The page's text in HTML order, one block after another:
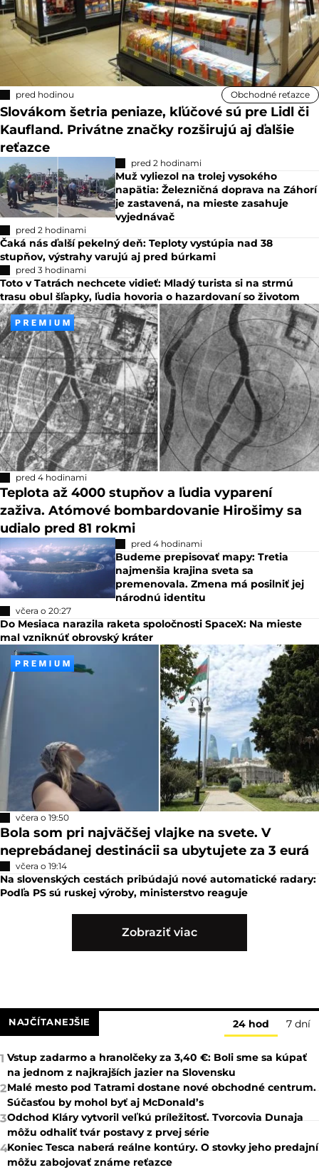
pred hodinou Obchodné reťazce
Slovákom šetria peniaze, kľúčové sú pre Lidl či
Kaufland. Privátne značky rozširujú aj ďalšie
reťazce
pred 2 hodinami
Muž vyliezol na trolej vysokého
napätia: Železničná doprava na Záhorí
je zastavená, na mieste zasahuje
vyjednávač
pred 2 hodinami
Čaká nás ďalší pekelný deň: Teploty vystúpia nad 38
stupňov, výstrahy varujú aj pred búrkami
pred 3 hodinami
Toto v Tatrách nechcete vidieť: Mladý turista si na strmú
trasu obul šľapky, ľudia hovoria o hazardovaní so životom
pred 4 hodinami
Teplota až 4000 stupňov a ľudia vyparení
zaživa. Atómové bombardovanie Hirošimy sa
udialo pred 81 rokmi
pred 4 hodinami
Budeme prepisovať mapy: Tretia
najmenšia krajina sveta sa
premenovala. Zmena má posilniť jej
národnú identitu
včera o 20:27
Do Mesiaca narazila raketa spoločnosti SpaceX: Na mieste
mal vzniknúť obrovský kráter
včera o 19:50
Bola som pri najväčšej vlajke na svete. V
neprebádanej destinácii sa ubytujete za 3 eurá
včera o 19:14
Na slovenských cestách pribúdajú nové automatické radary:
Podľa PS sú ruskej výroby, ministerstvo reaguje
Zobraziť viac
NAJČÍTANEJŠIE 24 hod 7 dní
1 Vstup zadarmo a hranolčeky za 3,40 €: Boli sme sa kúpať
na jednom z najkrajších jazier na Slovensku
2Malé mesto pod Tatrami dostane nové obchodné centrum.
Súčasťou by mohol byť aj McDonald’s
3Odchod Kláry vytvoril veľkú príležitosť. Tvorcovia Dunaja
môžu odhaliť tvár postavy z prvej série
4Koniec Tesca naberá reálne kontúry. O stovky jeho predajní
môžu zabojovať známe reťazce